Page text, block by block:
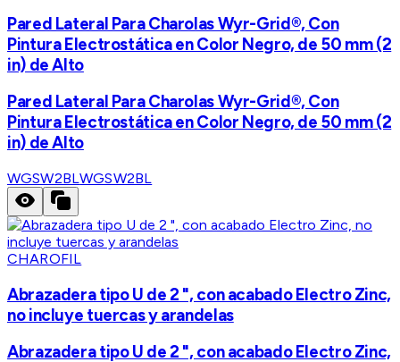
Pared Lateral Para Charolas Wyr-Grid®, Con
Pintura Electrostática en Color Negro, de 50 mm (2
in) de Alto
Pared Lateral Para Charolas Wyr-Grid®, Con
Pintura Electrostática en Color Negro, de 50 mm (2
in) de Alto
WGSW2BLWGSW2BL
CHAROFIL
Abrazadera tipo U de 2 ", con acabado Electro Zinc,
no incluye tuercas y arandelas
Abrazadera tipo U de 2 ", con acabado Electro Zinc,